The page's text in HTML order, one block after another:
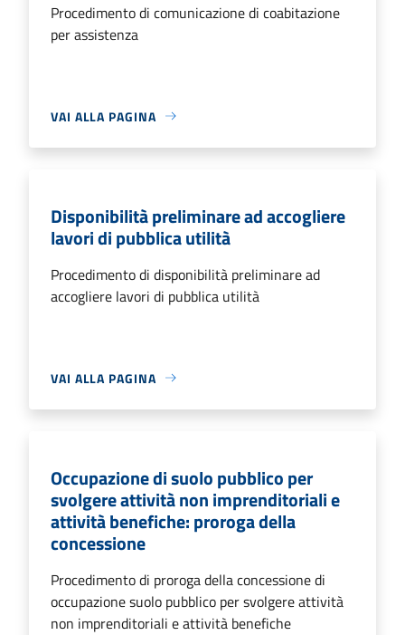
Procedimento di comunicazione di coabitazione
per assistenza
VAI ALLA PAGINA
Disponibilità preliminare ad accogliere
lavori di pubblica utilità
Procedimento di disponibilità preliminare ad
accogliere lavori di pubblica utilità
VAI ALLA PAGINA
Occupazione di suolo pubblico per
svolgere attività non imprenditoriali e
attività benefiche: proroga della
concessione
Procedimento di proroga della concessione di
occupazione suolo pubblico per svolgere attività
non imprenditoriali e attività benefiche